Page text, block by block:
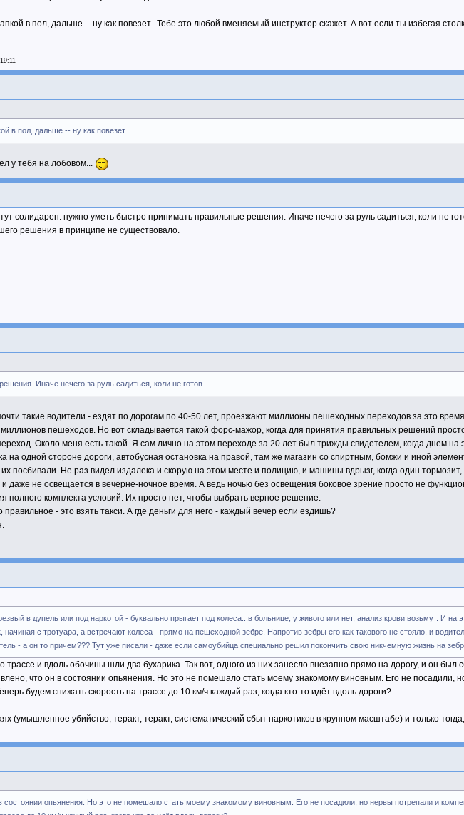
в пол, дальше -- ну как повезет.. Тебе это любой вменяемый инструктор скажет. А вот если ты избегая
в пол, дальше -- ну как повезет..
у тебя на лобовом...
солидарен: нужно уметь быстро принимать правильные решения. Иначе нечего за руль садиться, коли не
решения в принципе не существовало.
Иначе нечего за руль садиться, коли не готов
такие водители - ездят по дорогам по 40-50 лет, проезжают миллионы пешеходных переходов за это
пешеходов. Но вот складывается такой форс-мажор, когда для принятия правильных решений
Около меня есть такой. Я сам лично на этом переходе за 20 лет был трижды свидетелем, когда днем
на одной стороне дороги, автобусная остановка на правой, там же магазин со спиртным, бомжи и иной
посбивали. Не раз видел издалека и скорую на этом месте и полицию, и машины вдрызг, когда один тормозит,
даже не освещается в вечерне-ночное время. А ведь ночью без освещения боковое зрение просто не
полного комплекта условий. Их просто нет, чтобы выбрать верное решение.
правильное - это взять такси. А где деньги для него - каждый вечер если ездишь?
в дупель или под наркотой - буквально прыгает под колеса...в больнице, у живого или нет, анализ крови возьмут. И
с тротуара, а встречают колеса - прямо на пешеходной зебре. Напротив зебры его как такового не стояло, и
- а он то причем??? Тут уже писали - даже если самоубийца специально решил покончить свою никчемную жизнь на
и вдоль обочины шли два бухарика. Так вот, одного из них занесло внезапно прямо на дорогу, и он был
что он в состоянии опьянения. Но это не помешало стать моему знакомому виновным. Его не посадили,
будем снижать скорость на трассе до 10 км/ч каждый раз, когда кто-то идёт вдоль дороги?
(умышленное убийство, теракт, теракт, систематический сбыт наркотиков в крупном масштабе) и только
состоянии опьянения. Но это не помешало стать моему знакомому виновным. Его не посадили, но нервы потрепали и